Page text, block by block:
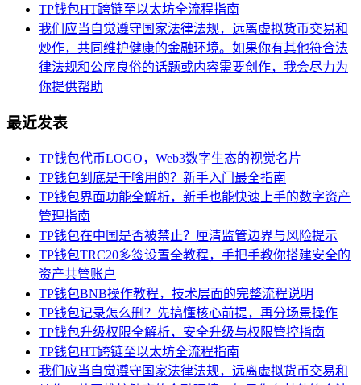
TP钱包HT跨链至以太坊全流程指南
我们应当自觉遵守国家法律法规，远离虚拟货币交易和
炒作，共同维护健康的金融环境。如果你有其他符合法
律法规和公序良俗的话题或内容需要创作，我会尽力为
你提供帮助
最近发表
TP钱包代币LOGO，Web3数字生态的视觉名片
TP钱包到底是干啥用的？新手入门最全指南
TP钱包界面功能全解析，新手也能快速上手的数字资产
管理指南
TP钱包在中国是否被禁止？厘清监管边界与风险提示
TP钱包TRC20多签设置全教程，手把手教你搭建安全的
资产共管账户
TP钱包BNB操作教程，技术层面的完整流程说明
TP钱包记录怎么删？先搞懂核心前提，再分场景操作
TP钱包升级权限全解析，安全升级与权限管控指南
TP钱包HT跨链至以太坊全流程指南
我们应当自觉遵守国家法律法规，远离虚拟货币交易和